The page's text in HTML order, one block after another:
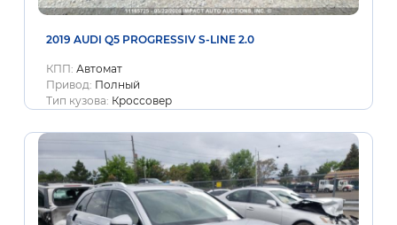
2019 AUDI Q5 PROGRESSIV S-LINE 2.0
КПП: Автомат
Привод: Полный
Тип кузова: Кроссовер